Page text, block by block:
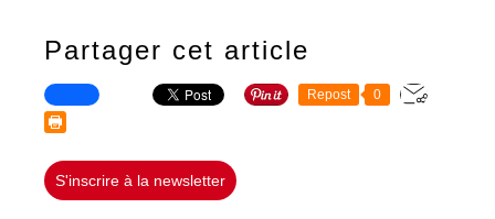
Partager cet article
Repost 0
S'inscrire à la newsletter